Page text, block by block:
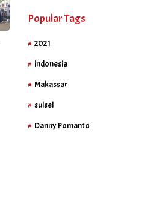
Popular Tags
2021
indonesia
Makassar
sulsel
Danny Pomanto